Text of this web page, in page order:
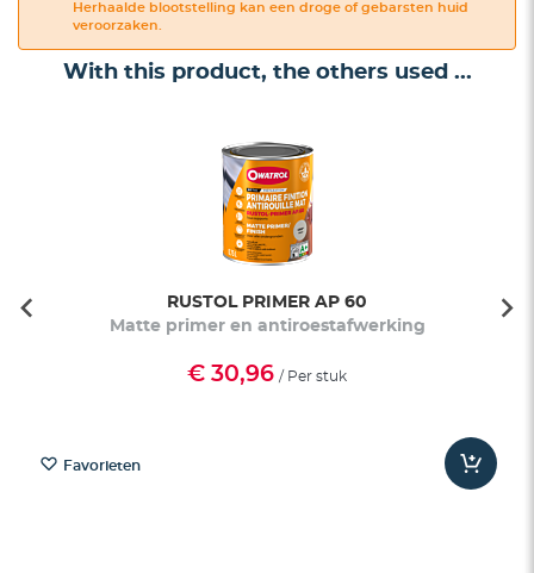
Herhaalde blootstelling kan een droge of gebarsten huid
veroorzaken.
With this product, the others used ...
RUSTOL PRIMER AP 60
Matte primer en antiroestafwerking
€ 30,96 / Per stuk
Favorieten